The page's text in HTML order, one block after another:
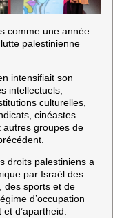
comme une année
palestinienne
intensifiait son
intellectuels,
culturelles,
cinéastes
autres groupes de
droits palestiniens a
par Israël des
des sports et de
d’occupation
d’apartheid.